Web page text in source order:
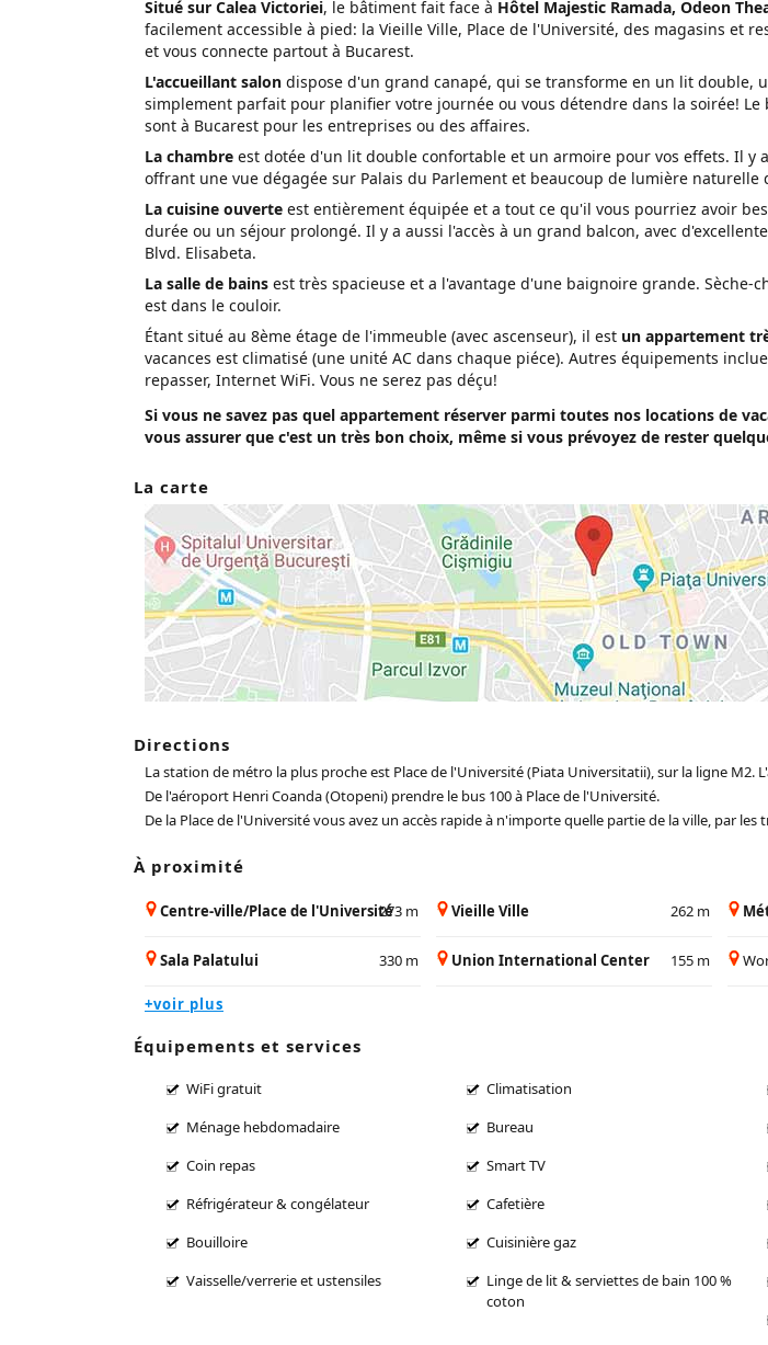
Situé sur Calea Victoriei, le bâtiment fait face à Hôtel Majestic Ramada, Odeon
facilement accessible à pied: la Vieille Ville, Place de l'Université, des magasins et
et vous connecte partout à Bucarest.
L'accueillant salon dispose d'un grand canapé, qui se transforme en un lit double,
simplement parfait pour planifier votre journée ou vous détendre dans la soirée!
sont à Bucarest pour les entreprises ou des affaires.
La chambre est dotée d'un lit double confortable et un armoire pour vos effets. Il y
offrant une vue dégagée sur Palais du Parlement et beaucoup de lumière naturelle
La cuisine ouverte est entièrement équipée et a tout ce qu'il vous pourriez avoir
durée ou un séjour prolongé. Il y a aussi l'accès à un grand balcon, avec
Blvd. Elisabeta.
La salle de bains est très spacieuse et a l'avantage d'une baignoire grande. Sèche-
est dans le couloir.
Étant situé au 8ème étage de l'immeuble (avec ascenseur), il est un appartement
vacances est climatisé (une unité AC dans chaque piéce). Autres équipements
repasser, Internet WiFi. Vous ne serez pas déçu!
Si vous ne savez pas quel appartement réserver parmi toutes nos locations de
vous assurer que c'est un très bon choix, même si vous prévoyez de rester
La carte
Directions
La station de métro la plus proche est Place de l'Université (Piata Universitatii), sur la ligne M2.
De l'aéroport Henri Coanda (Otopeni) prendre le bus 100 à Place de l'Université.
De la Place de l'Université vous avez un accès rapide à n'importe quelle partie de la ville, par
À proximité
Centre-ville/Place de l'Université273 m Vieille Ville 262 m
Sala Palatului 330 m Union International Center 155 m
+voir plus
Équipements et services
WiFi gratuit Climatisation
Ménage hebdomadaire
Bureau
Coin repas
Smart TV
Réfrigérateur & congélateur
Cafetière
Bouilloire
Cuisinière gaz
Vaisselle/verrerie et ustensiles
Linge de lit & serviettes de bain 100 %
coton